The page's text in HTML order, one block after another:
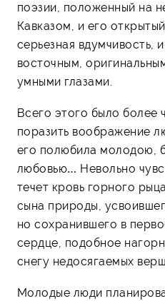
поэзии, положенный на
Кавказом, и его
серьезная вдумчивость,
восточным,
умными глазами.
Всего этого было более
поразить воображение
его полюбила молодою,
любовью… Невольно
течет кровь горного
сына природы,
но сохранившего в
сердце, подобное
снегу недосягаемых
Молодые люди